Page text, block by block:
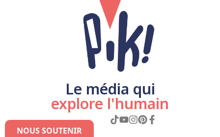
Le média qui
explore l'humain
NOUS SOUTENIR